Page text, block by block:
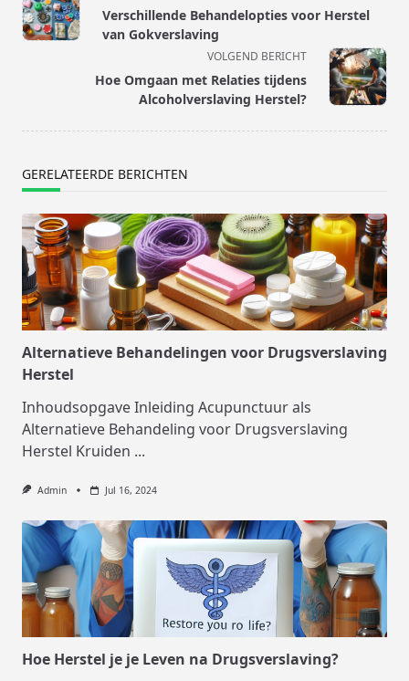
class="nav-
subtitle
text">Pagina</span>
Verschillende Behandelopties voor Herstel
van Gokverslaving
VOLGEND BERICHT
Hoe Omgaan met Relaties tijdens
Alcoholverslaving Herstel?
GERELATEERDE BERICHTEN
Alternatieve Behandelingen voor Drugsverslaving
Herstel
Inhoudsopgave Inleiding Acupunctuur als
Alternatieve Behandeling voor Drugsverslaving
Herstel Kruiden ...
Admin Jul 16, 2024
Hoe Herstel je je Leven na Drugsverslaving?